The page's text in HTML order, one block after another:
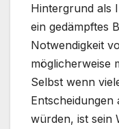
Hintergrund als
ein gedämpftes
Notwendigkeit
möglicherweise
Selbst wenn
Entscheidungen
würden, ist sein